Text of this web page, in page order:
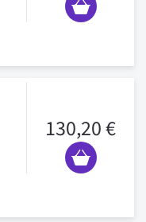
130,20 €